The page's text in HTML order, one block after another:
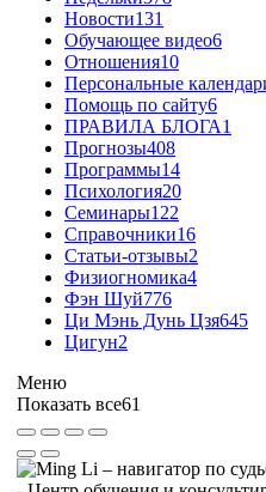
Новости131
Обучающее видео6
Отношения10
Персональные
Помощь по сайту6
ПРАВИЛА БЛОГА1
Прогнозы408
Программы14
Психология20
Семинары122
Справочники16
Статьи-отзывы2
Физиогномика4
Фэн Шуй776
Ци Мэнь Дунь Цзя645
Цигун2
Меню
Показать все61